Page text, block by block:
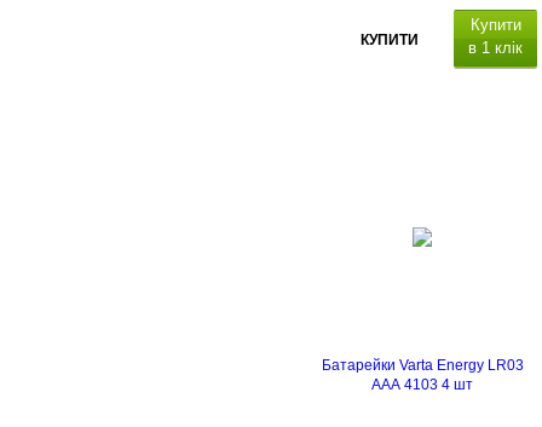
КУПИТИ
Купити
в 1 клік
Батарейки Varta Energy LR03
AAA 4103 4 шт